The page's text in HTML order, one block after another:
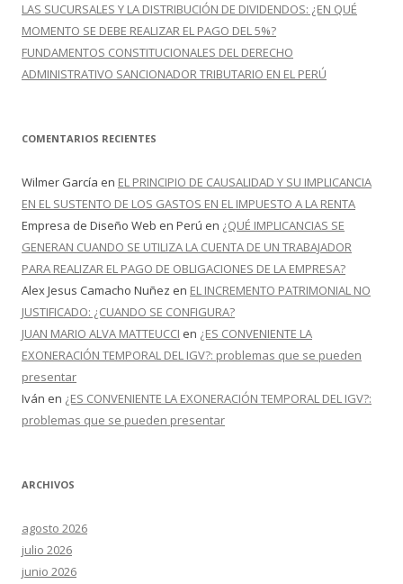
LAS SUCURSALES Y LA DISTRIBUCIÓN DE DIVIDENDOS: ¿EN QUÉ
MOMENTO SE DEBE REALIZAR EL PAGO DEL 5%?
FUNDAMENTOS CONSTITUCIONALES DEL DERECHO
ADMINISTRATIVO SANCIONADOR TRIBUTARIO EN EL PERÚ
COMENTARIOS RECIENTES
Wilmer García en EL PRINCIPIO DE CAUSALIDAD Y SU IMPLICANCIA
EN EL SUSTENTO DE LOS GASTOS EN EL IMPUESTO A LA RENTA
Empresa de Diseño Web en Perú en ¿QUÉ IMPLICANCIAS SE
GENERAN CUANDO SE UTILIZA LA CUENTA DE UN TRABAJADOR
PARA REALIZAR EL PAGO DE OBLIGACIONES DE LA EMPRESA?
Alex Jesus Camacho Nuñez en EL INCREMENTO PATRIMONIAL NO
JUSTIFICADO: ¿CUANDO SE CONFIGURA?
JUAN MARIO ALVA MATTEUCCI en ¿ES CONVENIENTE LA
EXONERACIÓN TEMPORAL DEL IGV?: problemas que se pueden
presentar
Iván en ¿ES CONVENIENTE LA EXONERACIÓN TEMPORAL DEL IGV?:
problemas que se pueden presentar
ARCHIVOS
agosto 2026
julio 2026
junio 2026